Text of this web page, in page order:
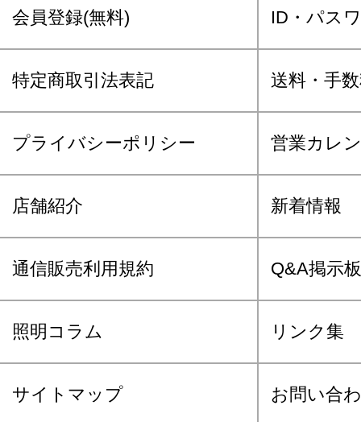
会員登録(無料) ID・パス
特定商取引法表記 送料・手
プライバシーポリシー 営業カレ
店舗紹介 新着情報
通信販売利用規約 Q&A掲示板
照明コラム リンク集
サイトマップ お問い合